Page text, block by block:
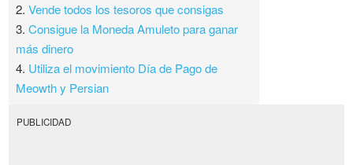
2.Vende todos los tesoros que consigas
3.Consigue la Moneda Amuleto para ganar
más dinero
4. Utiliza el movimiento Día de Pago de
Meowth y Persian
PUBLICIDAD